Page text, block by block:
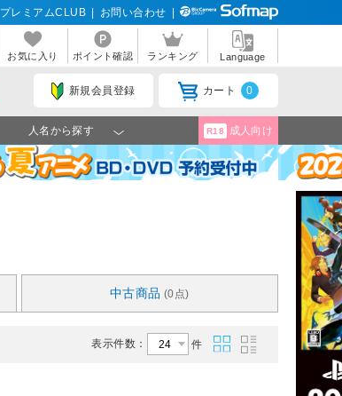
プレミアムCLUB お問い合わせ
お気に入り ポイント確認 ランキング Language
新規会員登録 カート 0
人名から探す R18 成人向け
中古商品 (0点)
表示件数： 件